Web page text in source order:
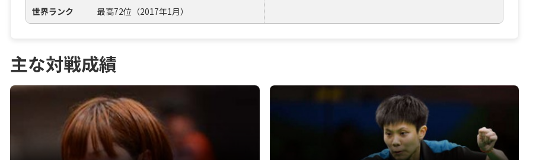
世界ランク 最高72位（2017年1月）
主な対戦成績